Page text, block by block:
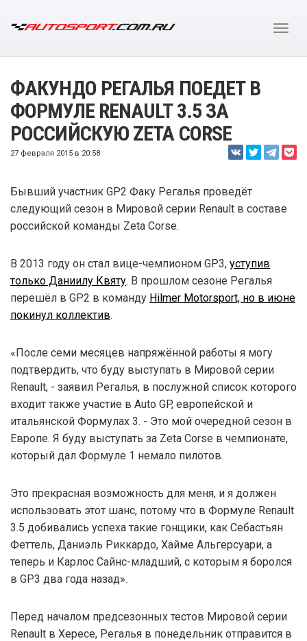
ФАКУНДО РЕГАЛЬЯ ПОЕДЕТ В
ФОРМУЛЕ RENAULT 3.5 ЗА
РОССИЙСКУЮ ZETA CORSE
27 февраля 2015 в 20:58
Бывший участник GP2 Факу Регалья проведёт
следующий сезон в Мировой серии Renault в составе
российской команды Zeta Corse.
В 2013 году он стал вице-чемпионом GP3, уступив
только Даниилу Квяту. В прошлом сезоне Регалья
перешёл в GP2 в команду Hilmer Motorsport, но в июне
покинул коллектив.
«После семи месяцев напряжённой работы я могу
подтвердить, что буду выступать в Мировой серии
Renault, - заявил Регалья, в послужной список которого
входит также участие в Auto GP, европейской и
итальянской Формулах 3. - Это мой очередной сезон в
Европе. Я буду выступать за Zeta Corse в чемпионате,
который дал Формуле 1 немало пилотов.
Это прекрасная возможность для меня, и я должен
использовать этот шанс, потому что в Формуле Renault
3.5 добивались успеха такие гонщики, как Себастьян
Феттель, Даниэль Риккардо, Хайме Альгерсуари, а
теперь и Карлос Сайнс-младший, с которым я боролся
в GP3 два года назад».
Перед началом предсезонных тестов Мировой серии
Renault в Хересе, Регалья в понедельник отправится в